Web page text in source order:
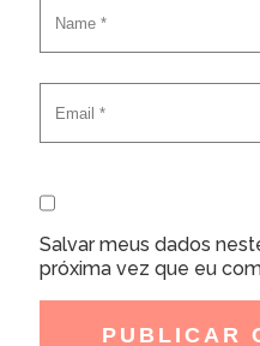
Salvar meus dados
próxima vez que eu